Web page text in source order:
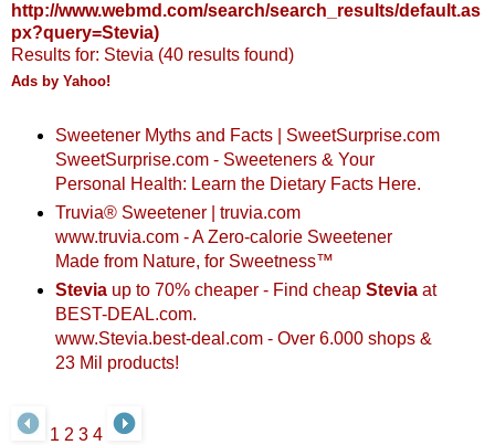
http://www.webmd.com/search/search_results/default.as
px?query=Stevia)
Results for: Stevia (40 results found)
Ads by Yahoo!
Sweetener Myths and Facts | SweetSurprise.com
SweetSurprise.com- Sweeteners & Your
Personal Health: Learn the Dietary Facts Here.
Truvia® Sweetener | truvia.com
www.truvia.com- A Zero-calorie Sweetener
Made from Nature, for Sweetness™
Steviaup to 70% cheaper - Find cheap Steviaat
BEST-DEAL.com.
www.Stevia.best-deal.com- Over 6.000 shops &
23 Mil products!
1 2 3 4